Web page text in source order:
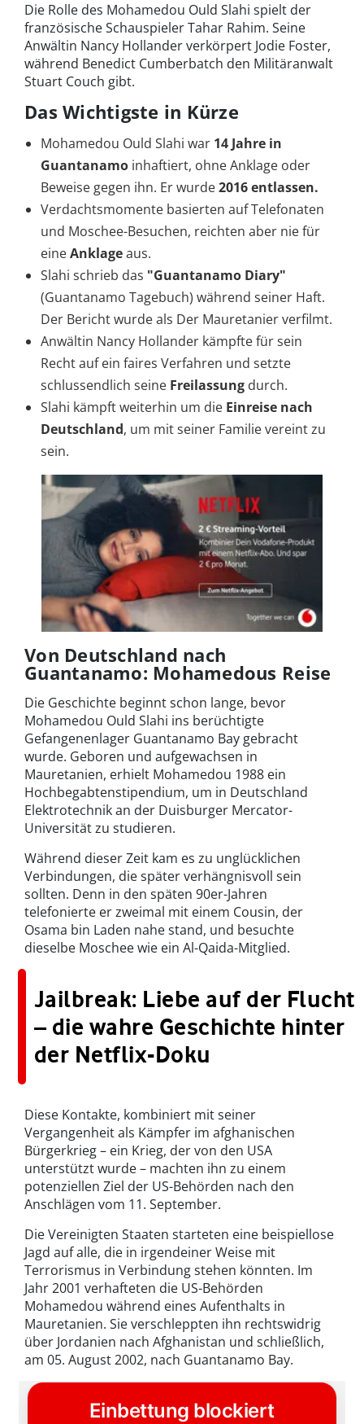
Die Rolle des Mohamedou Ould Slahi spielt der
französische Schauspieler Tahar Rahim. Seine
Anwältin Nancy Hollander verkörpert Jodie Foster,
während Benedict Cumberbatch den Militäranwalt
Stuart Couch gibt.
Das Wichtigste in Kürze
Mohamedou Ould Slahi war 14 Jahre in
Guantanamo inhaftiert, ohne Anklage oder
Beweise gegen ihn. Er wurde2016 entlassen.
Verdachtsmomente basierten auf Telefonaten
und Moschee-Besuchen, reichten aber nie für
eineAnklageaus.
Slahi schrieb das "Guantanamo Diary"
(Guantanamo Tagebuch) während seiner Haft.
Der Bericht wurde als Der Mauretanier verfilmt.
Anwältin Nancy Hollander kämpfte für sein
Recht auf ein faires Verfahren und setzte
schlussendlich seine Freilassung durch.
Slahi kämpft weiterhin um die Einreise nach
Deutschland, um mit seiner Familie vereint zu
sein.
Von Deutschland nach
Guantanamo: Mohamedous Reise
Die Geschichte beginnt schon lange, bevor
Mohamedou Ould Slahi ins berüchtigte
Gefangenenlager Guantanamo Bay gebracht
wurde. Geboren und aufgewachsen in
Mauretanien, erhielt Mohamedou 1988 ein
Hochbegabtenstipendium, um in Deutschland
Elektrotechnik an der Duisburger Mercator-
Universität zu studieren.
Während dieser Zeit kam es zu unglücklichen
Verbindungen, die später verhängnisvoll sein
sollten. Denn in den späten 90er-Jahren
telefonierte er zweimal mit einem Cousin, der
Osama bin Laden nahe stand, und besuchte
dieselbe Moschee wie ein Al-Qaida-Mitglied.
Jailbreak: Liebe auf der Flucht
– die wahre Geschichte hinter
der Netflix-Doku
Diese Kontakte, kombiniert mit seiner
Vergangenheit als Kämpfer im afghanischen
Bürgerkrieg – ein Krieg, der von den USA
unterstützt wurde – machten ihn zu einem
potenziellen Ziel der US-Behörden nach den
Anschlägen vom 11. September.
Die Vereinigten Staaten starteten eine beispiellose
Jagd auf alle, die in irgendeiner Weise mit
Terrorismus in Verbindung stehen könnten. Im
Jahr 2001 verhafteten die US-Behörden
Mohamedou während eines Aufenthalts in
Mauretanien. Sie verschleppten ihn rechtswidrig
über Jordanien nach Afghanistan und schließlich,
am 05. August 2002, nach Guantanamo Bay.